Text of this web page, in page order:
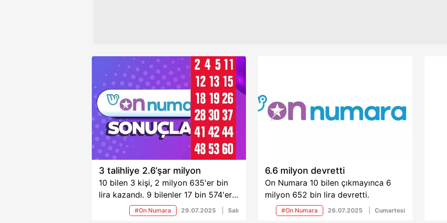
3 talihliye 2.6’şar milyon
10 bilen 3 kişi, 2 milyon 635'er bin
lira kazandı. 9 bilenler 17 bin 574'er,
8 bilenler 994'er, 7 bilenler 195'er, 6
bilenler 36'şar, hiçbir numarayı
#On Numara 29.07.2025 Salı
6.6 milyon devretti
On Numara 10 bilen çıkmayınca 6
milyon 652 bin lira devretti.
#On Numara 26.07.2025 Cumartesi